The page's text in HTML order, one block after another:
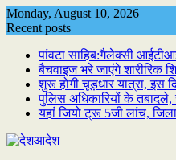
Skip
to
Monday, August 10, 2026
Recent posts
पांवटा साहिब:गैलेक्सी
बैचवाइज भरे जाएंगे शारीरिक
शुरू होगी चूड़धार यात्रा, इस
पुलिस अधिकारियों के तबादले,
यहां जियो ट्रू 5जी लांच,